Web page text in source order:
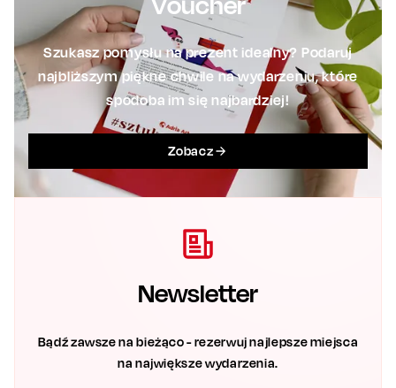
Szukasz pomysłu na prezent idealny? Podaruj
najbliższym piękne chwile na wydarzeniu, które
spodoba im się najbardziej!
Zobacz
Newsletter
Bądź zawsze na bieżąco - rezerwuj najlepsze miejsca
na największe wydarzenia.